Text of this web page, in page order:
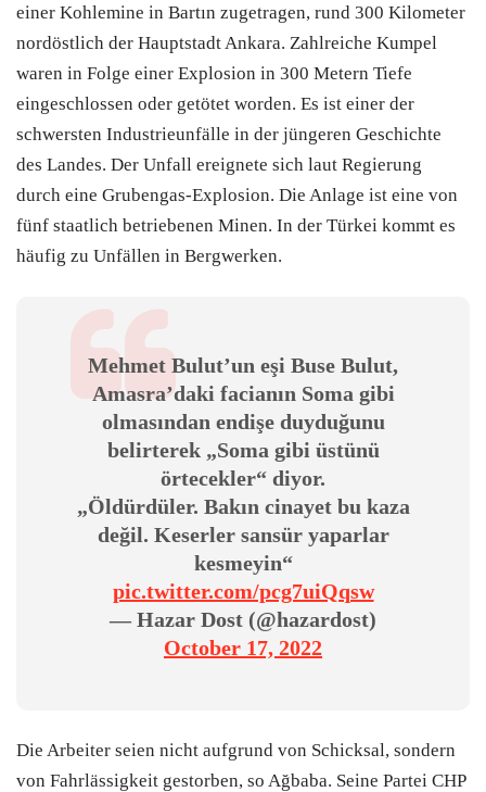
einer Kohlemine in Bartın zugetragen, rund 300 Kilometer
nordöstlich der Hauptstadt Ankara. Zahlreiche Kumpel
waren in Folge einer Explosion in 300 Metern Tiefe
eingeschlossen oder getötet worden. Es ist einer der
schwersten Industrieunfälle in der jüngeren Geschichte
des Landes. Der Unfall ereignete sich laut Regierung
durch eine Grubengas-Explosion. Die Anlage ist eine von
fünf staatlich betriebenen Minen. In der Türkei kommt es
häufig zu Unfällen in Bergwerken.
Mehmet Bulut’un eşi Buse Bulut,
Amasra’daki facianın Soma gibi
olmasından endişe duyduğunu
belirterek „Soma gibi üstünü
örtecekler“ diyor.
„Öldürdüler. Bakın cinayet bu kaza
değil. Keserler sansür yaparlar
kesmeyin“
pic.twitter.com/pcg7uiQqsw
— Hazar Dost (@hazardost)
October 17, 2022
Die Arbeiter seien nicht aufgrund von Schicksal, sondern
von Fahrlässigkeit gestorben, so Ağbaba. Seine Partei CHP